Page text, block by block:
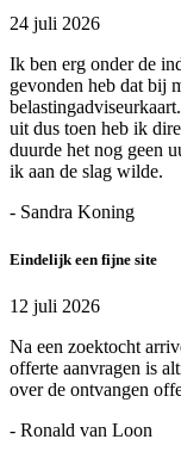
24 juli 2026
Ik ben erg onder de
gevonden heb dat bij
uit dus toen heb ik
duurde het nog geen
ik aan de slag wilde.
- Sandra Koning
Eindelijk een fijne site
12 juli 2026
Na een zoektocht
offerte aanvragen is
over de ontvangen
- Ronald van Loon